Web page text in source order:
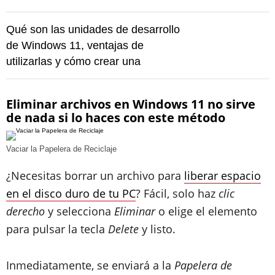
Qué son las unidades de desarrollo
de Windows 11, ventajas de
utilizarlas y cómo crear una
Eliminar archivos en Windows 11 no sirve
de nada si lo haces con este método
Vaciar la Papelera de Reciclaje
¿Necesitas borrar un archivo para liberar espacio
en el disco duro de tu PC? Fácil, solo haz clic
derecho y selecciona Eliminar o elige el elemento
para pulsar la tecla Delete y listo.
Inmediatamente, se enviará a la Papelera de